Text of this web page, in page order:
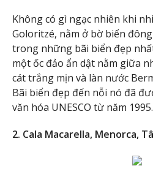
Không có gì ngạc nhiên khi
Goloritzé, nằm ở bờ biển
trong những bãi biển đẹp
một ốc đảo ẩn dật nằm giữa
cát trắng mịn và làn nước
Bãi biển đẹp đến nỗi nó đã
văn hóa UNESCO từ năm 1995.
2. Cala Macarella, Menorca,